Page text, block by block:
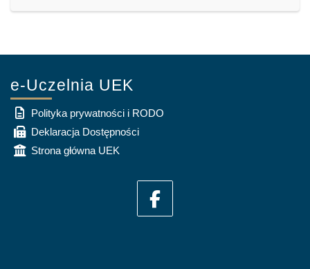
e-Uczelnia UEK
Polityka prywatności i RODO
Deklaracja Dostępności
Strona główna UEK